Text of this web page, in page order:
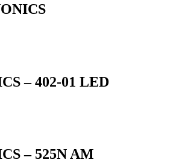
– 402-01 LED
– 525N AM